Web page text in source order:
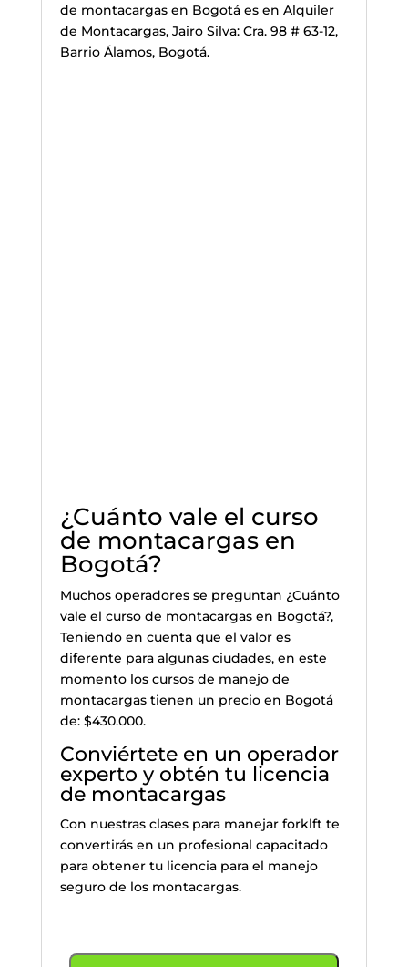
de montacargas en Bogotá es en Alquiler
de Montacargas, Jairo Silva: Cra. 98 # 63-12,
Barrio Álamos, Bogotá.
¿Cuánto vale el curso
de montacargas en
Bogotá?
Muchos operadores se preguntan ¿Cuánto
vale el curso de montacargas en Bogotá?,
Teniendo en cuenta que el valor es
diferente para algunas ciudades, en este
momento los cursos de manejo de
montacargas tienen un precio en Bogotá
de: $430.000.
Conviértete en un operador
experto y obtén tu licencia
de montacargas
Con nuestras clases para manejar forklft te
convertirás en un profesional capacitado
para obtener tu licencia para el manejo
seguro de los montacargas.